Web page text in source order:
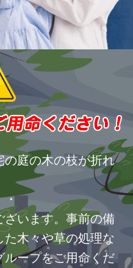
庭の木の枝が折れ
・
います。事前の備
木々や草の処理な
ループをご用命くだ